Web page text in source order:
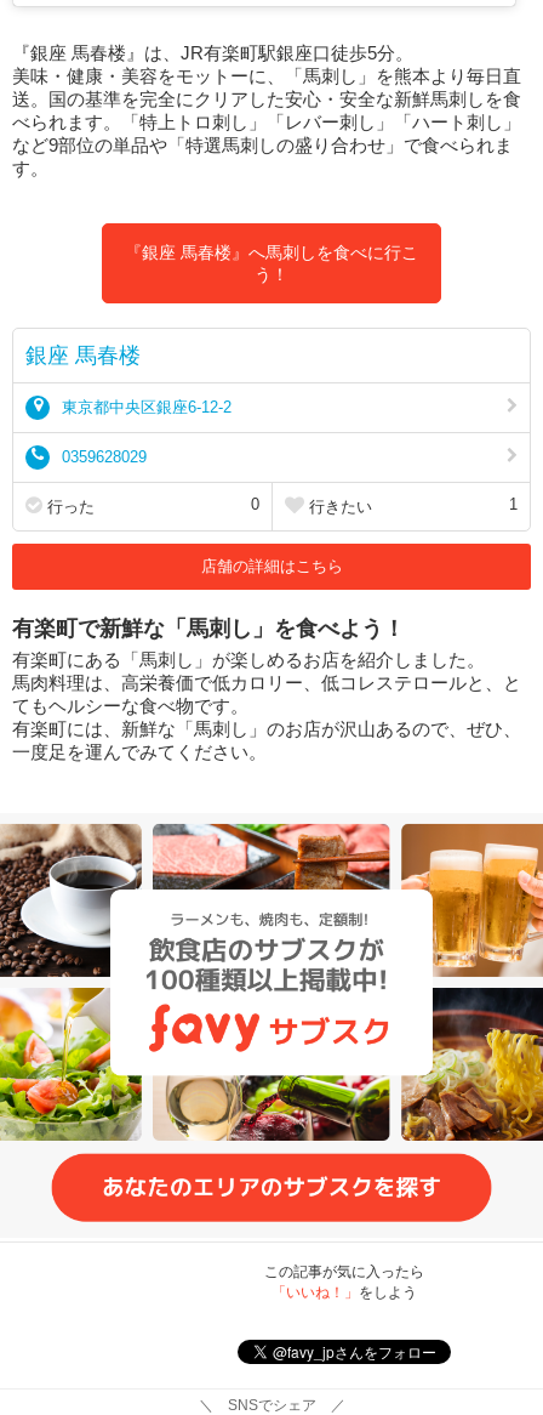
『銀座 馬春楼』は、JR有楽町駅銀座口徒歩5分。
美味・健康・美容をモットーに、「馬刺し」を熊本より毎日直
送。国の基準を完全にクリアした安心・安全な新鮮馬刺しを食
べられます。「特上トロ刺し」「レバー刺し」「ハート刺し」
など9部位の単品や「特選馬刺しの盛り合わせ」で食べられま
す。
『銀座 馬春楼』へ馬刺しを食べに行こ
う！
銀座 馬春楼
東京都中央区銀座6-12-2
0359628029
行った 0 行きたい 1
店舗の詳細はこちら
有楽町で新鮮な「馬刺し」を食べよう！
有楽町にある「馬刺し」が楽しめるお店を紹介しました。
馬肉料理は、高栄養価で低カロリー、低コレステロールと、と
てもヘルシーな食べ物です。
有楽町には、新鮮な「馬刺し」のお店が沢山あるので、ぜひ、
一度足を運んでみてください。
この記事が気に入ったら
「いいね！」 をしよう
＼ SNSでシェア ／